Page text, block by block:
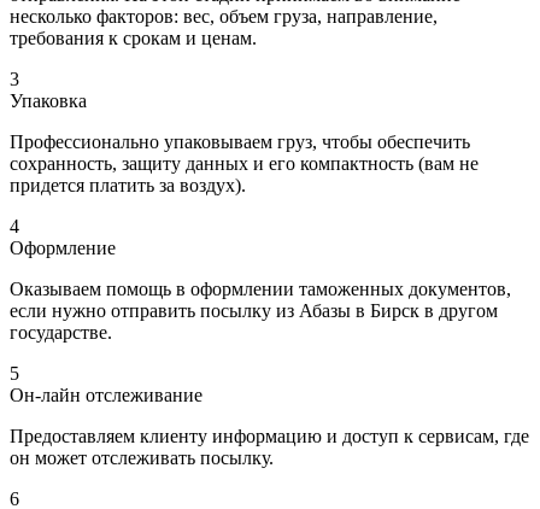
несколько факторов: вес, объем груза, направление,
требования к срокам и ценам.
3
Упаковка
Профессионально упаковываем груз, чтобы обеспечить
сохранность, защиту данных и его компактность (вам не
придется платить за воздух).
4
Оформление
Оказываем помощь в оформлении таможенных документов,
если нужно отправить посылку из Абазы в Бирск в другом
государстве.
5
Он-лайн отслеживание
Предоставляем клиенту информацию и доступ к сервисам, где
он может отслеживать посылку.
6